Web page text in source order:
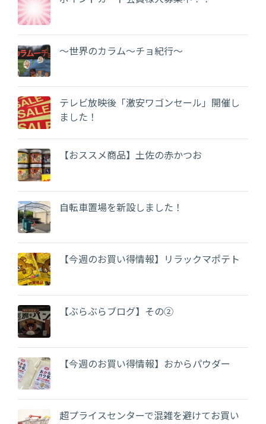
～世界のカラム～チョ紀行～
テレビ放映後「激安ワゴンセール」開催し
ました！
【おススメ商品】土佐の赤かつお
自転車置場を新設しました！
【今週のお買い得情報】リラックマポテト
【ぶらぶらブログ】その②
【今週のお買い得情報】おからパウダー
超プライスセンターで混雑を避けてお買い